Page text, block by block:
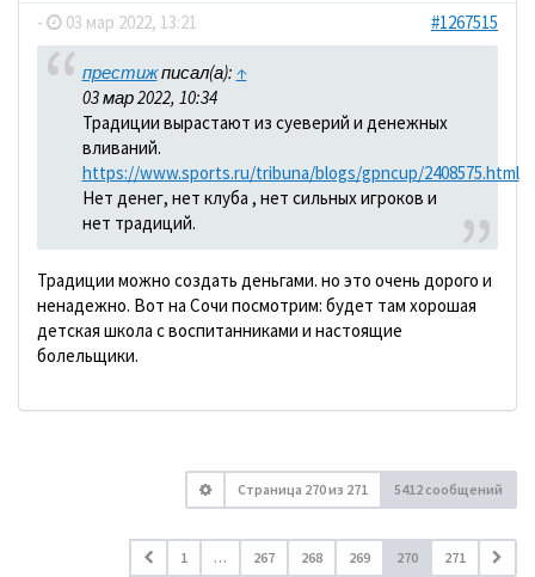
- 03 мар 2022, 13:21 #1267515
престижписал(а): ↑
03 мар 2022, 10:34
Традиции вырастают из суеверий и денежных
вливаний.
https://www.sports.ru/tribuna/blogs/gpncup/2408575.html
Нет денег, нет клуба , нет сильных игроков и
нет традиций.
Традиции можно создать деньгами. но это очень дорого и
ненадежно. Вот на Сочи посмотрим: будет там хорошая
детская школа с воспитанниками и настоящие
болельщики.
Страница 270из 271 5412 сообщений
1 … 267 268 269 270 271